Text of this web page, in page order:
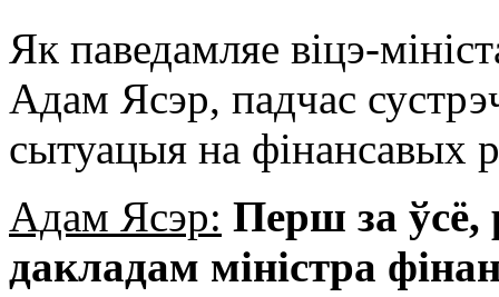
Як паведамляе віцэ-
Адам Ясэр, падчас
сытуацыя на фінансавых
Адам Ясэр: Перш за ўсё,
дакладам міністра